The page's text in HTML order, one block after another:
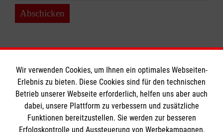
Abschicken
Informationen
Wir verwenden Cookies, um Ihnen ein optimales Webseiten-
Erlebnis zu bieten. Diese Cookies sind für den technischen
Betrieb unserer Webseite erforderlich, helfen uns aber auch
dabei, unsere Plattform zu verbessern und zusätzliche
Funktionen bereitzustellen. Sie werden zur besseren
Erfolgskontrolle und Aussteuerung von Werbekampagnen,